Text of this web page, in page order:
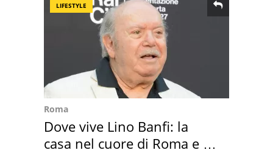
LIFESTYLE
Roma
Dove vive Lino Banfi: la
casa nel cuore di Roma e i